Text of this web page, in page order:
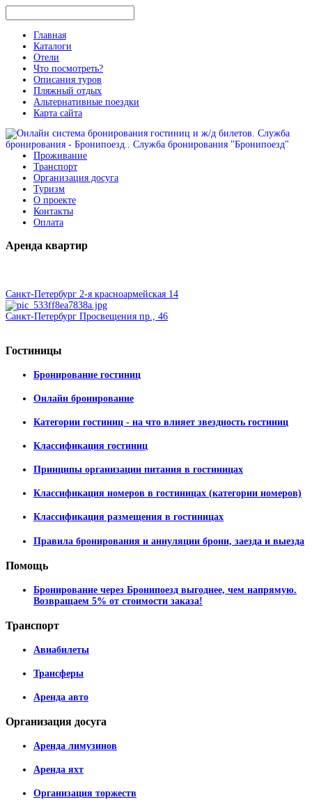
Главная
Каталоги
Отели
Что посмотреть?
Описания туров
Пляжный отдых
Альтернативные поездки
Карта сайта
Проживание
Транспорт
Организация досуга
Туризм
О проекте
Контакты
Оплата
Аренда квартир
Санкт-Петербург 2-я красноармейская 14
Санкт-Петербург Просвещения пр., 46
Гостиницы
Бронирование гостиниц
Онлайн бронирование
Категории гостиниц - на что влияет звездность гостиниц
Классификация гостиниц
Принципы организации питания в гостиницах
Классификация номеров в гостиницах (категории номеров)
Классификация размещения в гостиницах
Правила бронирования и аннуляции брони, заезда и выезда
Помощь
Бронирование через Бронипоезд выгоднее, чем напрямую.
Возвращаем 5% от стоимости заказа!
Транспорт
Авиабилеты
Трансферы
Аренда авто
Организация досуга
Аренда лимузинов
Аренда яхт
Организация торжеств